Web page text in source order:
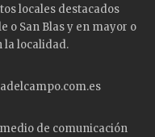
locales destacados
o San Blas y en mayor o
la localidad.
de comunicación